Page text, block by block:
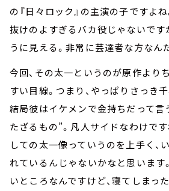
の『日々ロック』の主演の子ですよ
抜けのよすぎるバカ役じゃないです
うに見える。非常に芸達者な方なん
今回、その太一というのが原作より
すい目線。つまり、やっぱりさっき
結局彼はイケメンで金持ちだって言
たざるもの”。凡人サイドなわけで
しての太一像っていうのを上手く、
れているんじゃないかなと思います
いところなんですけど、寝てしまっ